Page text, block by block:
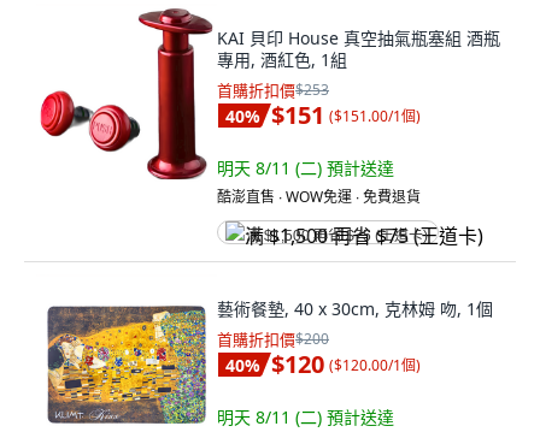
KAI 貝印 House 真空抽氣瓶塞組 酒瓶
專用, 酒紅色, 1組
首購折扣價$253
40% $151 ($151.00/1個)
明天 8/11 (二) 預計送達
酷澎直售 ∙ WOW免運 ∙ 免費退貨
满 $1,500 再省 $75 (王道卡)
藝術餐墊, 40 x 30cm, 克林姆 吻, 1個
首購折扣價$200
40% $120 ($120.00/1個)
明天 8/11 (二) 預計送達